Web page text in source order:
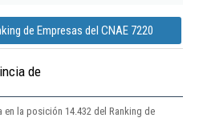
de Empresas del CNAE 7220
de
la posición 14.432 del Ranking de